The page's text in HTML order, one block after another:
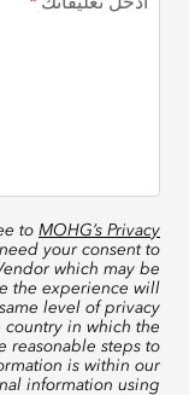
to MOHG’s Privacy
your consent to
which may be
the experience will
level of privacy
in which the
reasonable steps to
is within our
information using